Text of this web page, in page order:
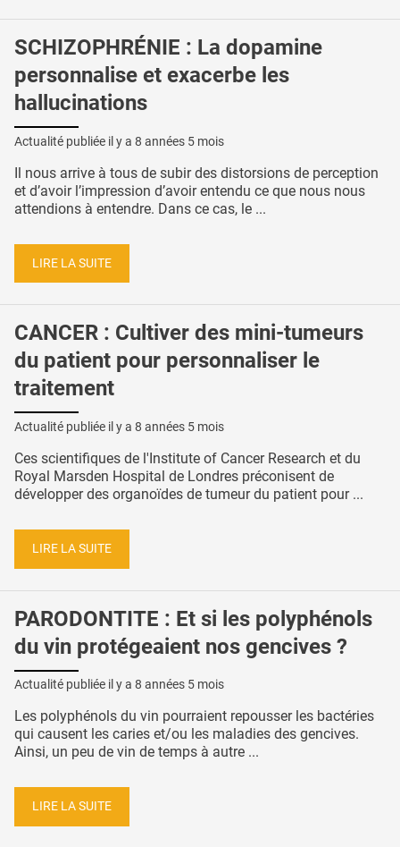
SCHIZOPHRÉNIE : La dopamine
personnalise et exacerbe les
hallucinations
Actualité publiée il y a 8 années 5 mois
Il nous arrive à tous de subir des distorsions de perception
et d’avoir l’impression d’avoir entendu ce que nous nous
attendions à entendre. Dans ce cas, le ...
LIRE LA SUITE
CANCER : Cultiver des mini-tumeurs
du patient pour personnaliser le
traitement
Actualité publiée il y a 8 années 5 mois
Ces scientifiques de l'Institute of Cancer Research et du
Royal Marsden Hospital de Londres préconisent de
développer des organoïdes de tumeur du patient pour ...
LIRE LA SUITE
PARODONTITE : Et si les polyphénols
du vin protégeaient nos gencives ?
Actualité publiée il y a 8 années 5 mois
Les polyphénols du vin pourraient repousser les bactéries
qui causent les caries et/ou les maladies des gencives.
Ainsi, un peu de vin de temps à autre ...
LIRE LA SUITE